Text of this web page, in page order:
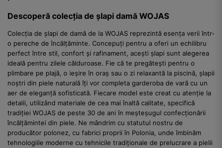
Descoperă colecția de șlapi damă WOJAS
Colecția de șlapi de damă de la WOJAS reprezintă esența verii într-
o pereche de încălțăminte. Concepuți pentru a oferi un echilibru
perfect între stil, confort și rafinament, acești șlapi sunt alegerea
ideală pentru zilele călduroase. Fie că te pregătești pentru o
plimbare pe plajă, o ieșire în oraș sau o zi relaxantă la piscină, șlapii
noștri din piele naturală îți vor completa garderoba de vară cu un
aer de eleganță sofisticată. Fiecare model este creat cu atenție la
detalii, utilizând materiale de cea mai înaltă calitate, specifică
tradiției WOJAS de peste 30 de ani în meșteșugul confecționării
încălțămintei din piele. Ne mândrim cu statutul nostru de
producător polonez, cu fabrici proprii în Polonia, unde îmbinăm
tehnologiile moderne cu tehnicile tradiționale de prelucrare a pielii